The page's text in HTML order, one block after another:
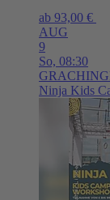
ab 93,00 €
AUG
9
So, 08:30
Ninja Kids